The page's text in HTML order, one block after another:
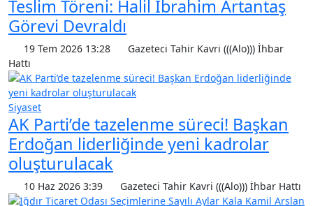
Teslim Töreni: Halil İbrahim Artantaş
Görevi Devraldı
19 Tem 2026 13:28
Gazeteci Tahir Kavri (((Alo))) İhbar
Hattı
Siyaset
AK Parti’de tazelenme süreci! Başkan
Erdoğan liderliğinde yeni kadrolar
oluşturulacak
10 Haz 2026 3:39 Gazeteci Tahir Kavri (((Alo))) İhbar Hattı